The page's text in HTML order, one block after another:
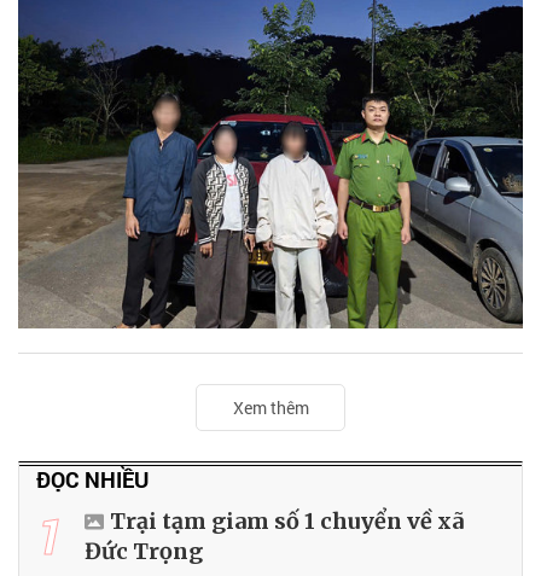
Xem thêm
ĐỌC NHIỀU
1
Trại tạm giam số 1 chuyển về xã
Đức Trọng